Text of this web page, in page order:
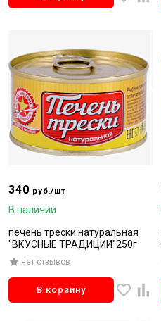
340 руб./шт
В наличии
печень трески натуральная
"ВКУСНЫЕ ТРАДИЦИИ"250г
нет отзывов
В корзину